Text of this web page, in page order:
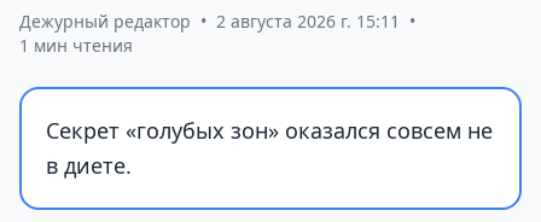
Дежурный редактор • 2 августа 2026 г. 15:11
•
1 мин чтения
Секрет «голубых зон» оказался совсем не
в диете.